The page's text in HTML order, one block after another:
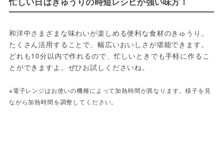
和洋中さまざまな味わいが楽しめる便利な食材のきゅうり。
たくさん活用することで、幅広いおいしさが堪能できます。
どれも10分以内で作れるので、忙しいときでも手軽に作るこ
とができますよ。ぜひお試しくださいね。
※電子レンジはお使いの機種によって加熱時間が異なります。様子を見
ながら加熱時間を調整してください。